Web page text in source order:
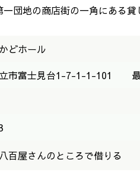
団地の商店街の一角にある
どホール
市富士見台1-7-1-1-101
百屋さんのところで借りる